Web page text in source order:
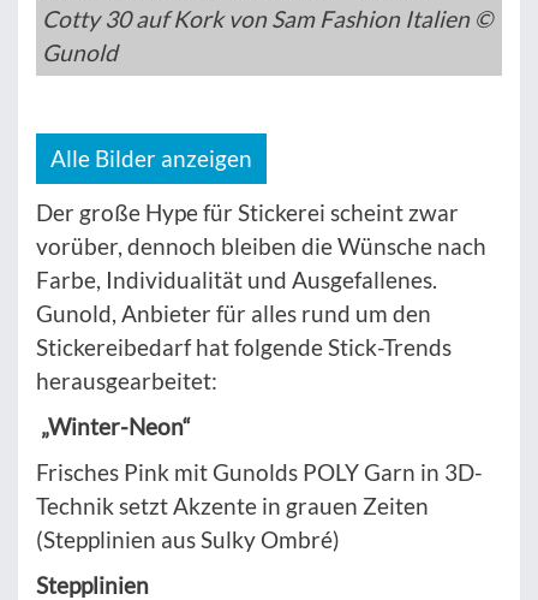
Cotty 30 auf Kork von Sam Fashion Italien ©
Gunold
Alle Bilder anzeigen
Der große Hype für Stickerei scheint zwar
vorüber, dennoch bleiben die Wünsche nach
Farbe, Individualität und Ausgefallenes.
Gunold, Anbieter für alles rund um den
Stickereibedarf hat folgende Stick-Trends
herausgearbeitet:
„Winter-Neon“
Frisches Pink mit Gunolds POLY Garn in 3D-
Technik setzt Akzente in grauen Zeiten
(Stepplinien aus Sulky Ombré)
Stepplinien